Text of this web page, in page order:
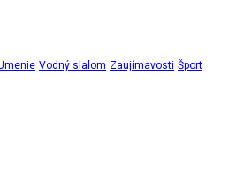
Vodný slalom Zaujímavosti Šport